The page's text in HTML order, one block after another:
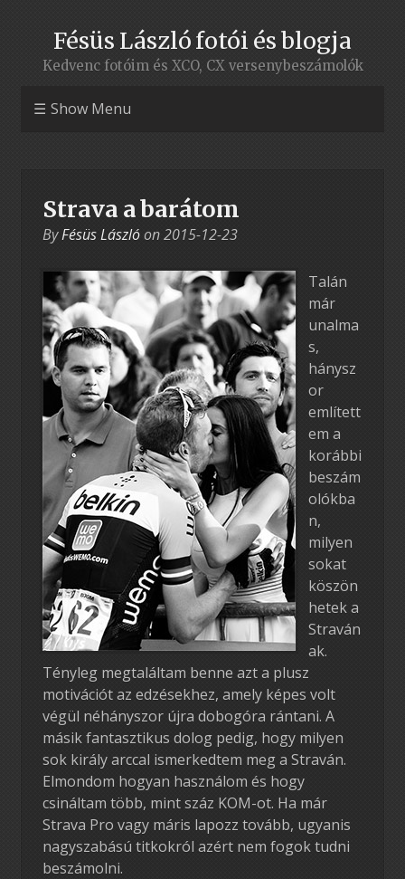
Fésüs László fotói és blogja
Kedvenc fotóim és XCO, CX versenybeszámolók
Show Menu
Strava a barátom
ByFésüs Lászlóon2015-12-23
Talán
már
unalma
s,
hánysz
or
említett
em a
korábbi
beszám
olókba
n,
milyen
sokat
köszön
hetek a
Straván
ak.
Tényleg megtaláltam benne azt a plusz
motivációt az edzésekhez, amely képes volt
végül néhányszor újra dobogóra rántani. A
másik fantasztikus dolog pedig, hogy milyen
sok király arccal ismerkedtem meg a Straván.
Elmondom hogyan használom és hogy
csináltam több, mint száz KOM-ot. Ha már
Strava Pro vagy máris lapozz tovább, ugyanis
nagyszabású titkokról azért nem fogok tudni
beszámolni.